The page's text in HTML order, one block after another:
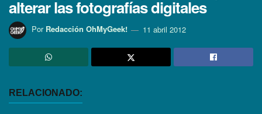
alterar las fotografí­as digitales
Por Redacción OhMyGeek! 11 abril 2012
RELACIONADO: